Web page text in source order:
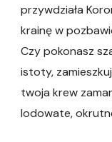
przywdziała
krainę w
Czy pokonasz
istoty,
twoja krew
lodowate,